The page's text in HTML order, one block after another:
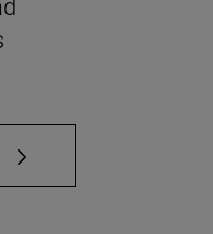
TAB para desplazarse.